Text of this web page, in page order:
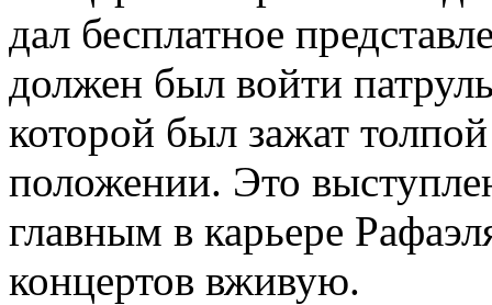
дал бесплатное
должен был войти
которой был зажат
положении. Это
главным в карьере
концертов вживую.